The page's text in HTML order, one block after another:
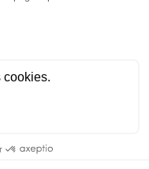
-CGV-Politique de